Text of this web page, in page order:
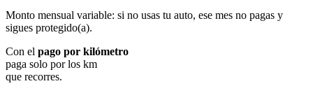
Monto mensual variable: si no usas tu auto, ese mes no pagas y
sigues protegido(a).
Con el pago por kilómetro
paga solo por los km
que recorres.